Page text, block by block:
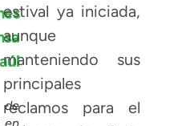
en
estival ya iniciada,
aunque
manteniendo sus
principales
reclamos para el